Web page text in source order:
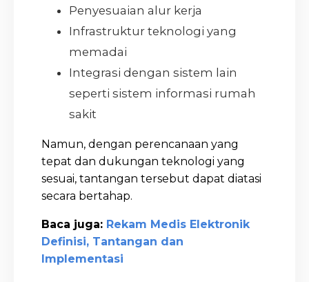
Penyesuaian alur kerja
Infrastruktur teknologi yang
memadai
Integrasi dengan sistem lain
seperti sistem informasi rumah
sakit
Namun, dengan perencanaan yang
tepat dan dukungan teknologi yang
sesuai, tantangan tersebut dapat diatasi
secara bertahap.
Baca juga: Rekam Medis Elektronik
Definisi, Tantangan dan
Implementasi